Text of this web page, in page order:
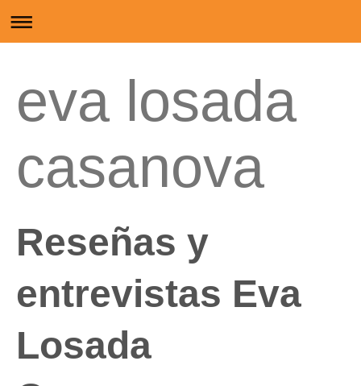
eva losada
casanova
Reseñas y
entrevistas Eva
Losada